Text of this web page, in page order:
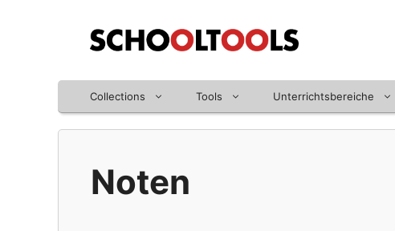
Collections Tools Unterrichtsbereiche
Noten